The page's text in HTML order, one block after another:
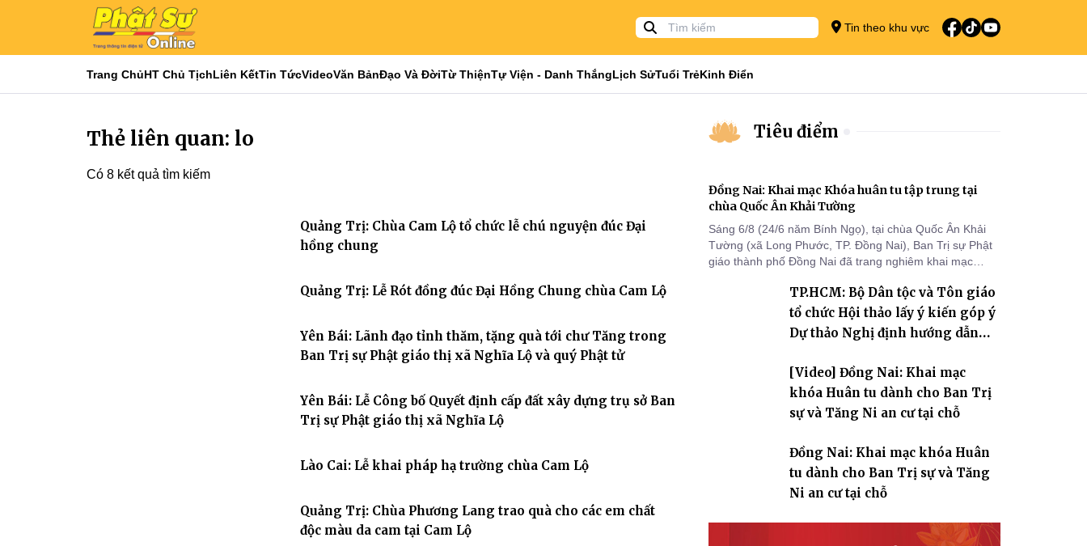
Tin theo khu vực
Trang ChủHT Chủ TịchLiên KếtTin TứcVideoVăn BảnĐạo Và ĐờiTừ ThiệnTự Viện - Danh ThắngLịch SửTuổi TrẻKinh Điển
Thẻ liên quan: lo
Có 8 kết quả tìm kiếm
Quảng Trị: Chùa Cam Lộ tổ chức lễ chú nguyện đúc Đại
hồng chung
Quảng Trị: Lễ Rót đồng đúc Đại Hồng Chung chùa Cam Lộ
Yên Bái: Lãnh đạo tỉnh thăm, tặng quà tới chư Tăng trong
Ban Trị sự Phật giáo thị xã Nghĩa Lộ và quý Phật tử
Yên Bái: Lễ Công bố Quyết định cấp đất xây dựng trụ sở Ban
Trị sự Phật giáo thị xã Nghĩa Lộ
Lào Cai: Lễ khai pháp hạ trường chùa Cam Lộ
Quảng Trị: Chùa Phương Lang trao quà cho các em chất
độc màu da cam tại Cam Lộ
Tiêu điểm
Đồng Nai: Khai mạc Khóa huân tu tập trung tại
chùa Quốc Ân Khải Tường
Sáng 6/8 (24/6 năm Bính Ngọ), tại chùa Quốc Ân Khải
Tường (xã Long Phước, TP. Đồng Nai), Ban Trị sự Phật
giáo thành phố Đồng Nai đã trang nghiêm khai mạc
2570 dành cho chư Tăng hành giả an cư tại chỗ khu vực
VII, VIII và trường hạ chùa Quốc Ân Khải Tường.
TP.HCM: Bộ Dân tộc và Tôn giáo
tổ chức Hội thảo lấy ý kiến góp ý
Dự thảo Nghị định hướng dẫn
giáo
[Video] Đồng Nai: Khai mạc
khóa Huân tu dành cho Ban Trị
sự và Tăng Ni an cư tại chỗ
Đồng Nai: Khai mạc khóa Huân
tu dành cho Ban Trị sự và Tăng
Ni an cư tại chỗ